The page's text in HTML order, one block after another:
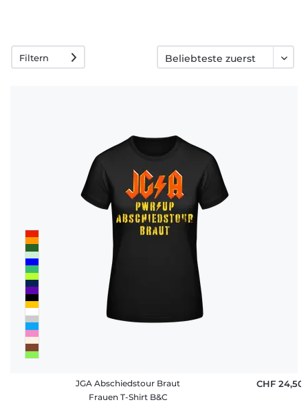
Häufige
Filtern
JGA Abschiedstour Braut
Frauen T-Shirt B&C
CHF 24,50